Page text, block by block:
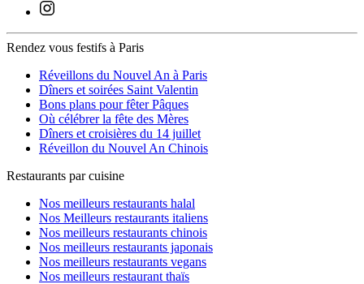
Rendez vous festifs à Paris
Réveillons du Nouvel An à Paris
Dîners et soirées Saint Valentin
Bons plans pour fêter Pâques
Où célébrer la fête des Mères
Dîners et croisières du 14 juillet
Réveillon du Nouvel An Chinois
Restaurants par cuisine
Nos meilleurs restaurants halal
Nos Meilleurs restaurants italiens
Nos meilleurs restaurants chinois
Nos meilleurs restaurants japonais
Nos meilleurs restaurants vegans
Nos meilleurs restaurant thaïs